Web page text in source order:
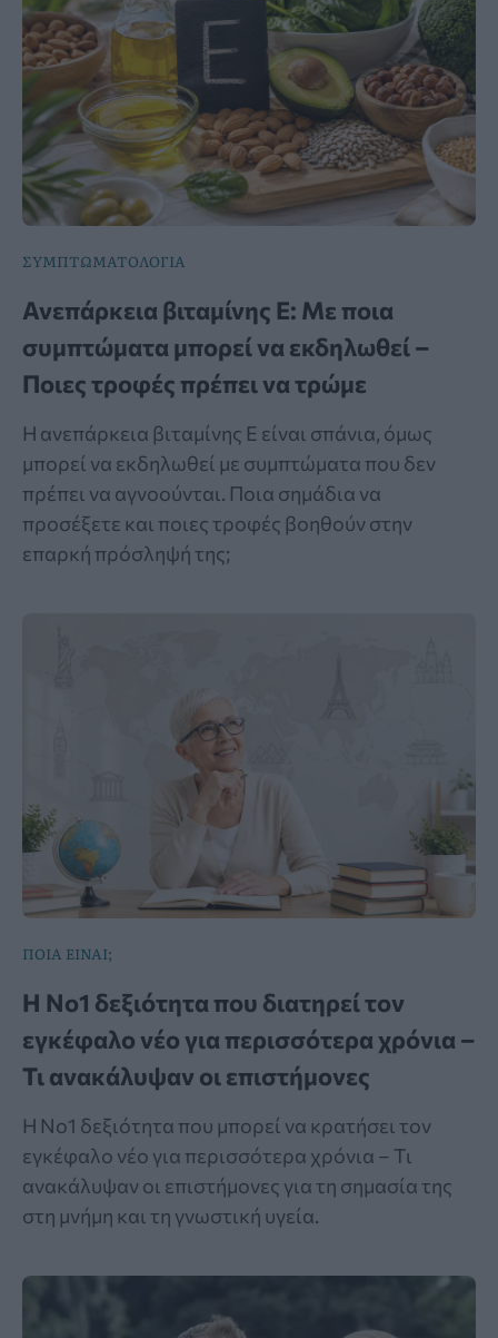
ΣΥΜΠΤΩΜΑΤΟΛΟΓΙΑ
Ανεπάρκεια βιταμίνης Ε: Με ποια
συμπτώματα μπορεί να εκδηλωθεί –
Ποιες τροφές πρέπει να τρώμε
Η ανεπάρκεια βιταμίνης Ε είναι σπάνια, όμως
μπορεί να εκδηλωθεί με συμπτώματα που δεν
πρέπει να αγνοούνται. Ποια σημάδια να
προσέξετε και ποιες τροφές βοηθούν στην
επαρκή πρόσληψή της;
ΠΟΙΑ ΕΙΝΑΙ;
Η Νο1 δεξιότητα που διατηρεί τον
εγκέφαλο νέο για περισσότερα χρόνια –
Τι ανακάλυψαν οι επιστήμονες
Η Νο1 δεξιότητα που μπορεί να κρατήσει τον
εγκέφαλο νέο για περισσότερα χρόνια – Τι
ανακάλυψαν οι επιστήμονες για τη σημασία της
στη μνήμη και τη γνωστική υγεία.